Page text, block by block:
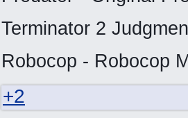
Terminator 2
Robocop - Robocop
+2